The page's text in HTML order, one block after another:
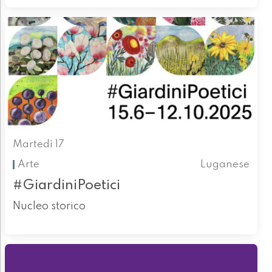
Martedì 17
Arte
Luganese
#GiardiniPoetici
Nucleo storico